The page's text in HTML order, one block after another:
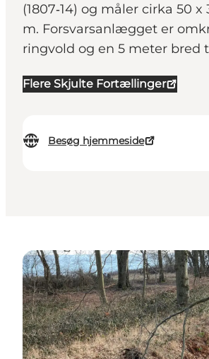
(1807‑14) og måler cirka 50 x
m. Forsvarsanlægget er
ringvold og en 5 meter bred
Flere Skjulte Fortællinger
Besøg hjemmeside